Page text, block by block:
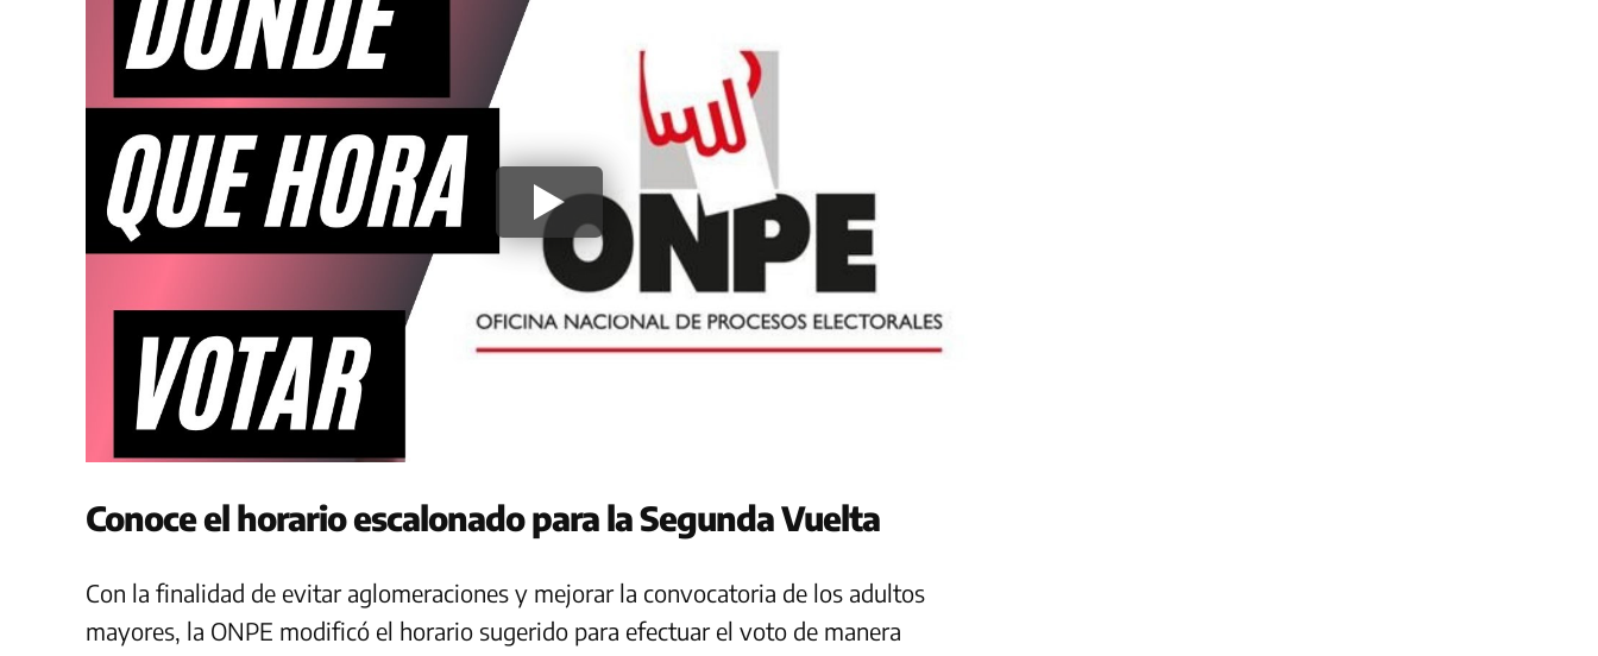
Conoce el horario escalonado para la Segunda Vuelta
Con la finalidad de evitar aglomeraciones y mejorar la convocatoria de los adultos
mayores, la ONPE modificó el horario sugerido para efectuar el voto de manera